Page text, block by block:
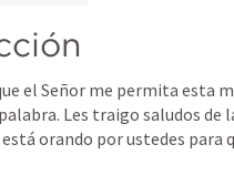
el Señor me permita esta
Les traigo saludos de
orando por ustedes para